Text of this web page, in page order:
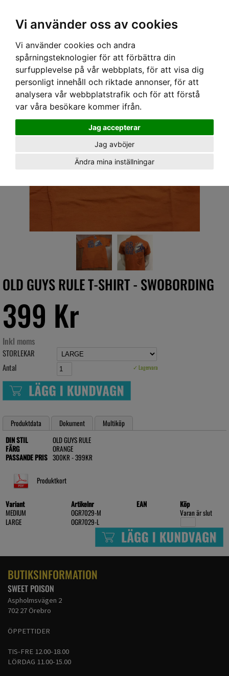
Vi använder oss av cookies
Vi använder cookies och andra
spårningsteknologier för att förbättra din
surfupplevelse på vår webbplats, för att visa dig
personligt innehåll och riktade annonser, för att
analysera vår webbplatstrafik och för att förstå
var våra besökare kommer ifrån.
Jag accepterar
Jag avböjer
Ändra mina inställningar
Hem› HERR›T-SHIRT › OLD GUYS RULE T-SHIRT - SWOBORDING
OLD GUYS RULE T-SHIRT - SWOBORDING
399 Kr
Inkl moms
STORLEKAR
Antal
✓ Lagervara
Produktdata Dokument
Multiköp
DIN STIL
OLD GUYS RULE
FÄRG
ORANGE
PASSANDE PRIS 300KR - 399KR
Produktkort
Variant Artikelnr EAN
Köp
MEDIUM
OGR7029-M
Varan är slut
LARGE
OGR7029-L
BUTIKSINFORMATION
SWEET POISON
Aspholmsvägen 2
702 27 Örebro
ÖPPETTIDER
TIS-FRE 12.00-18.00
LÖRDAG 11.00-15.00